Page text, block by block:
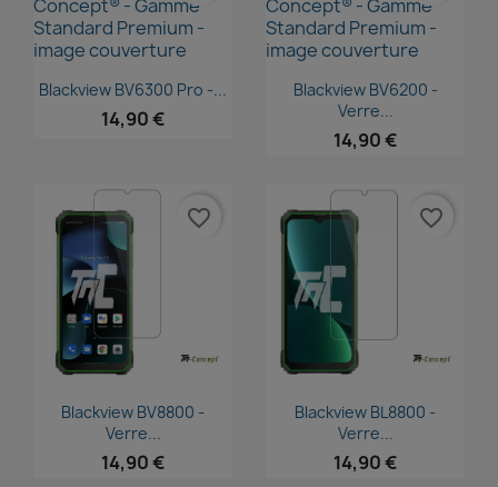
Aperçu rapide
Blackview BV6300 Pro -...
14,90 €
Aperçu rapide
Blackview BV6200 -
Verre...
14,90 €
Aperçu rapide
Blackview BV8800 -
Verre...
14,90 €
favorite_border
Aperçu rapide
Blackview BL8800 -
Verre...
14,90 €
favorite_border